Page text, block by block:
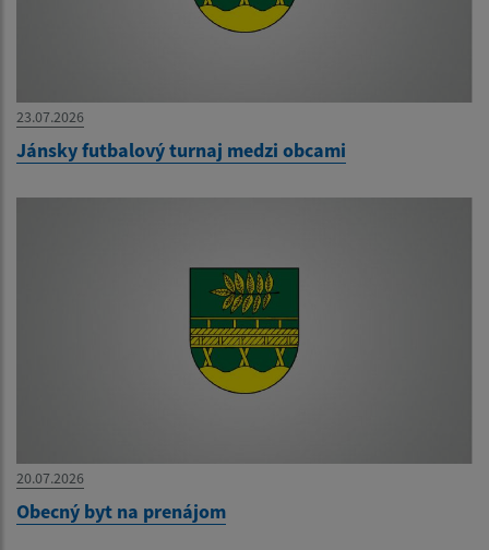
23.07.2026
Jánsky futbalový turnaj medzi obcami
20.07.2026
Obecný byt na prenájom